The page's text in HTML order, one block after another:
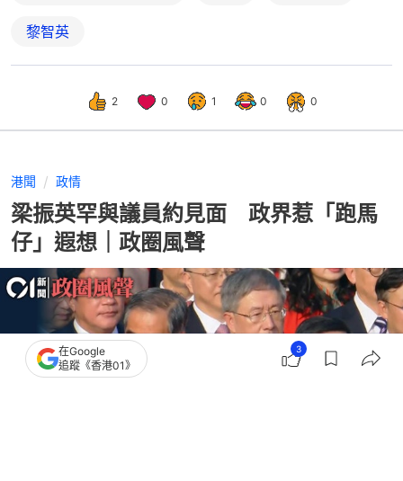
黎智英
2 0 1 0 0
港聞 政情
梁振英罕與議員約見面 政界惹「跑馬
仔」遐想｜政圈風聲
在Google
追蹤《香港01》
3